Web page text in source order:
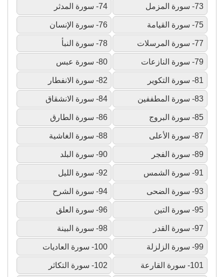
73- سورة المزمل 74- سورة المدثر
75- سورة القيامة 76- سورة الإنسان
77- سورة المرسلات 78- سورة النبأ
79- سورة النازعات 80- سورة عبس
81- سورة التكوير 82- سورة الانفطار
83- سورة المطففين 84- سورة الانشقاق
85- سورة البروج 86- سورة الطارق
87- سورة الأعلى 88- سورة الغاشية
89- سورة الفجر 90- سورة البلد
91- سورة الشمس 92- سورة الليل
93- سورة الضحى 94- سورة الشرح
95- سورة التين 96- سورة العلق
97- سورة القدر 98- سورة البينة
99- سورة الزلزلة 100- سورة العاديات
101- سورة القارعة 102- سورة التكاثر